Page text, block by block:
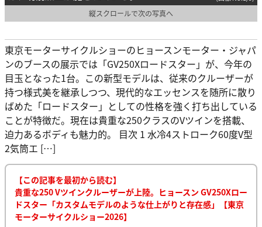
縦スクロールで次の写真へ
東京モーターサイクルショーのヒョースンモーター・ジャパ
ンのブースの展示では「GV250Xロードスター」が、今年の
目玉となった1台。この新型モデルは、従来のクルーザーが
持つ様式美を継承しつつ、現代的なエッセンスを随所に散り
ばめた「ロードスター」としての性格を強く打ち出している
ことが特徴だ。現在は貴重な250クラスのVツインを搭載、
迫力あるボディも魅力的。 目次 1 水冷4ストローク60度V型
2気筒エ […]
【この記事を最初から読む】
貴重な250 Vツインクルーザーが上陸。ヒョースン GV250Xロー
ドスター「カスタムモデルのような仕上がりと存在感」【東京
モーターサイクルショー2026】